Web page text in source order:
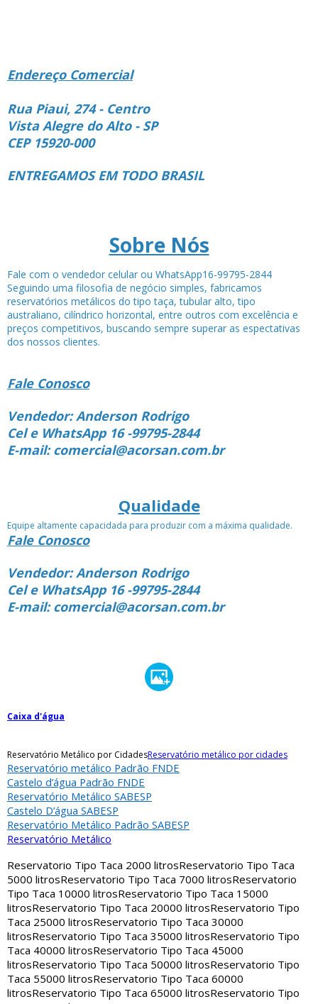
Endereço Comercial
Rua Piaui, 274 - Centro
Vista Alegre do Alto - SP
CEP 15920-000
ENTREGAMOS EM TODO BRASIL
Sobre Nós
Fale com o vendedor celular ou WhatsApp16-99795-2844
Seguindo uma filosofia de negócio simples, fabricamos
reservatórios metálicos do tipo taça, tubular alto, tipo
australiano, cilíndrico horizontal, entre outros com excelência e
preços competitivos, buscando sempre superar as espectativas
dos nossos clientes.
Fale Conosco
Vendedor: Anderson Rodrigo
Cel e WhatsApp 16 -99795-2844
E-mail: comercial@acorsan.com.br
Qualidade
Equipe altamente capacidada para produzir com a máxima qualidade.
Fale Conosco
Vendedor: Anderson Rodrigo
Cel e WhatsApp 16 -99795-2844
E-mail: comercial@acorsan.com.br
Caixa d'água
Reservatório Metálico por CidadesReservatório metálico por cidades
Reservatório metálico Padrão FNDE
Castelo d’água Padrão FNDE
Reservatório Metálico SABESP
Castelo D’água SABESP
Reservatório Metálico Padrão SABESP
Reservatório Metálico
Reservatorio Tipo Taca 2000 litrosReservatorio Tipo Taca
5000 litrosReservatorio Tipo Taca 7000 litrosReservatorio
Tipo Taca 10000 litrosReservatorio Tipo Taca 15000
litrosReservatorio Tipo Taca 20000 litrosReservatorio Tipo
Taca 25000 litrosReservatorio Tipo Taca 30000
litrosReservatorio Tipo Taca 35000 litrosReservatorio Tipo
Taca 40000 litrosReservatorio Tipo Taca 45000
litrosReservatorio Tipo Taca 50000 litrosReservatorio Tipo
Taca 55000 litrosReservatorio Tipo Taca 60000
litrosReservatorio Tipo Taca 65000 litrosReservatorio Tipo